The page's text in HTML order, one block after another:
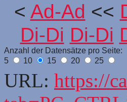
< Ad-Ad <<
Di-Di Di-Di
Anzahl der Datensätze pro Seite:
5
10 15 20 25
URL: https://